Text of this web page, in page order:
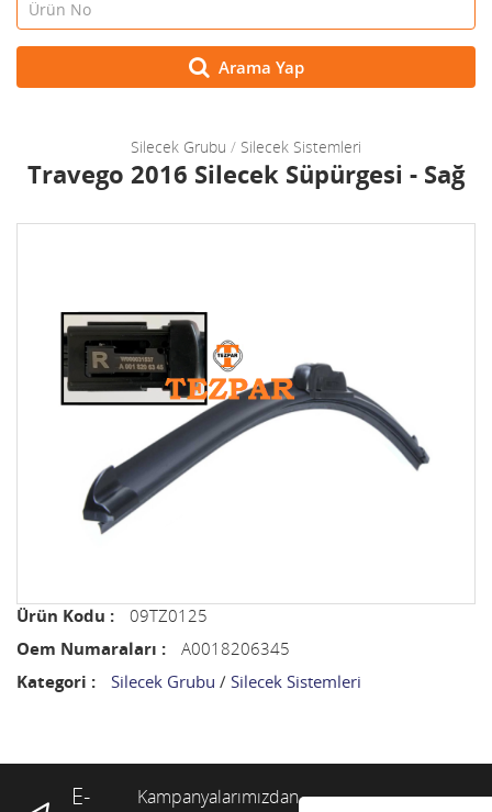
Arama Yap
Silecek Grubu / Silecek Sistemleri
Travego 2016 Silecek Süpürgesi - Sağ
Ürün Kodu :
09TZ0125
Oem Numaraları :
A0018206345
Kategori :
Silecek Grubu / Silecek Sistemleri
E-
Kampanyalarımızdan